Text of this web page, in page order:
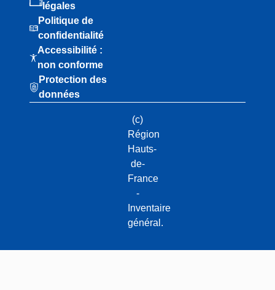
légales
Politique de
confidentialité
Accessibilité :
non conforme
Protection des
données
(c)
Région
Hauts-
de-
France
-
Inventaire
général.